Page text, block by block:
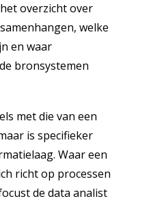
overzicht over
welke
en waar
bronsystemen
met die van een
is specifieker
Waar een
richt op processen
de data analist